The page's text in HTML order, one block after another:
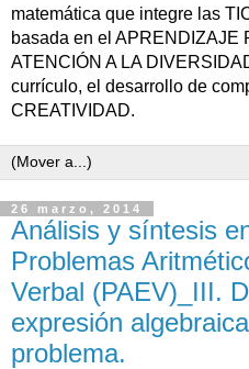
matemática que integre las
basada en el APRENDIZAJE
ATENCIÓN A LA
currículo, el desarrollo de
CREATIVIDAD.
26 marzo, 2014
Análisis y síntesis
Problemas
Verbal (PAEV)_III.
expresión
problema.